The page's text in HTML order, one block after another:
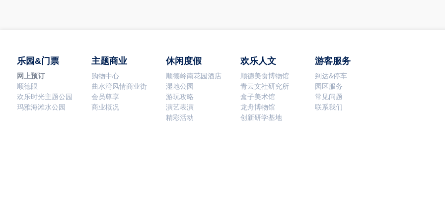
乐园&门票
网上预订
顺德眼
欢乐时光主题公园
玛雅海滩水公园
主题商业
购物中心
曲水湾风情商业街
会员尊享
商业概况
休闲度假
顺德岭南花园酒店
湿地公园
游玩攻略
演艺表演
精彩活动
欢乐人文
顺德美食博物馆
青云文社研究所
盒子美术馆
龙舟博物馆
创新研学基地
游客服务
到达&停车
园区服务
常见问题
联系我们